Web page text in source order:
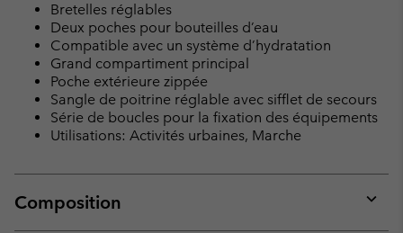
Bretelles réglables
Deux poches pour bouteilles d’eau
Compatible avec un système d’hydratation
Grand compartiment principal
Poche extérieure zippée
Sangle de poitrine réglable avec sifflet de secours
Série de boucles pour la fixation des équipements
Utilisations: Activités urbaines, Marche
Composition